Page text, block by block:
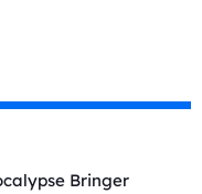
Bringer